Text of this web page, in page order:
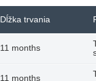
Dĺžka trvania
11 months
11 months